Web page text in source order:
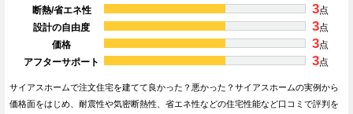
断熱/省エネ性
3点
設計の自由度
3点
価格
3点
アフターサポート
3点
サイアスホームで注文住宅を建てて良かった？悪かった？サイアスホームの実例から
価格面をはじめ、耐震性や気密断熱性、省エネ性などの住宅性能など口コミで評判を